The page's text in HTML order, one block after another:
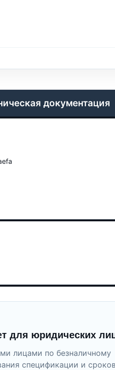
документация
для юридических
лицами по безналичному
спецификации и сроков